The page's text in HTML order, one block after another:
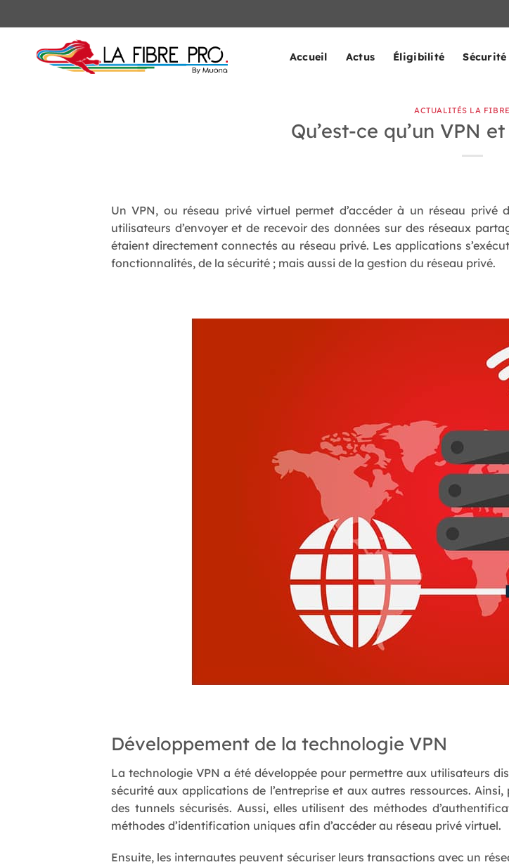
au
Accueil Actus Éligibilité Sécurité
ACTUALITÉS LA
Qu’est-ce qu’un VPN
Un VPN, ou réseau privé virtuel permet d’accéder à un réseau
utilisateurs d’envoyer et de recevoir des données sur des réseaux
étaient directement connectés au réseau privé. Les applications
fonctionnalités, de la sécurité ; mais aussi de la gestion du réseau privé.
Développement de la technologie VPN
La technologie VPN a été développée pour permettre aux utilisateurs
sécurité aux applications de l’entreprise et aux autres ressources.
des tunnels sécurisés. Aussi, elles utilisent des méthodes
méthodes d’identification uniques afin d’accéder au réseau privé virtuel.
Ensuite, les internautes peuvent sécuriser leurs transactions avec un